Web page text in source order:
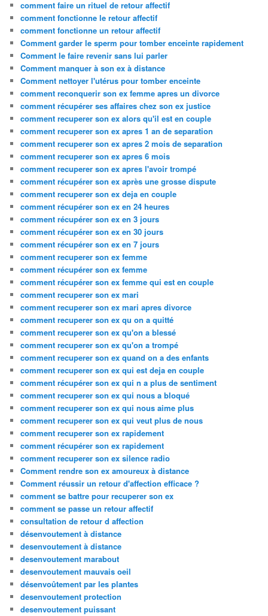
comment faire un rituel de retour affectif
comment fonctionne le retour affectif
comment fonctionne un retour affectif
Comment garder le sperm pour tomber enceinte rapidement
Comment le faire revenir sans lui parler
Comment manquer à son ex à distance
Comment nettoyer l'utérus pour tomber enceinte
comment reconquerir son ex femme apres un divorce
comment récupérer ses affaires chez son ex justice
comment recuperer son ex alors qu'il est en couple
comment recuperer son ex apres 1 an de separation
comment recuperer son ex apres 2 mois de separation
comment recuperer son ex apres 6 mois
comment recuperer son ex apres l'avoir trompé
comment récupérer son ex après une grosse dispute
comment recuperer son ex deja en couple
comment récupérer son ex en 24 heures
comment récupérer son ex en 3 jours
comment récupérer son ex en 30 jours
comment récupérer son ex en 7 jours
comment recuperer son ex femme
comment récupérer son ex femme
comment récupérer son ex femme qui est en couple
comment recuperer son ex mari
comment recuperer son ex mari apres divorce
comment recuperer son ex qu on a quitté
comment recuperer son ex qu'on a blessé
comment recuperer son ex qu'on a trompé
comment recuperer son ex quand on a des enfants
comment recuperer son ex qui est deja en couple
comment récupérer son ex qui n a plus de sentiment
comment recuperer son ex qui nous a bloqué
comment recuperer son ex qui nous aime plus
comment recuperer son ex qui veut plus de nous
comment recuperer son ex rapidement
comment récupérer son ex rapidement
comment recuperer son ex silence radio
Comment rendre son ex amoureux à distance
Comment réussir un retour d'affection efficace ?
comment se battre pour recuperer son ex
comment se passe un retour affectif
consultation de retour d affection
désenvoutement à distance
desenvoutement à distance
desenvoutement marabout
desenvoutement mauvais oeil
désenvoûtement par les plantes
desenvoutement protection
desenvoutement puissant